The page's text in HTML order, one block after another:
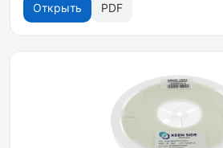
Открыть PDF